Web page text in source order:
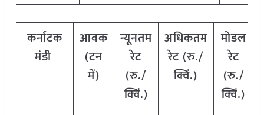
कर्नाटक
मंडी
आवक
(टन
में)
न्यूनतम
रेट
(रु./
क्विं.)
अधिकतम
रेट (रु./
क्विं.)
मोडल
रेट
(रु./
क्विं.)